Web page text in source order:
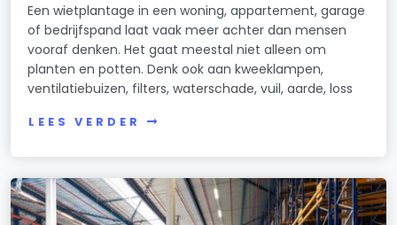
Een wietplantage in een woning, appartement, garage
of bedrijfspand laat vaak meer achter dan mensen
vooraf denken. Het gaat meestal niet alleen om
planten en potten. Denk ook aan kweeklampen,
ventilatiebuizen, filters, waterschade, vuil, aarde, loss
LEES VERDER